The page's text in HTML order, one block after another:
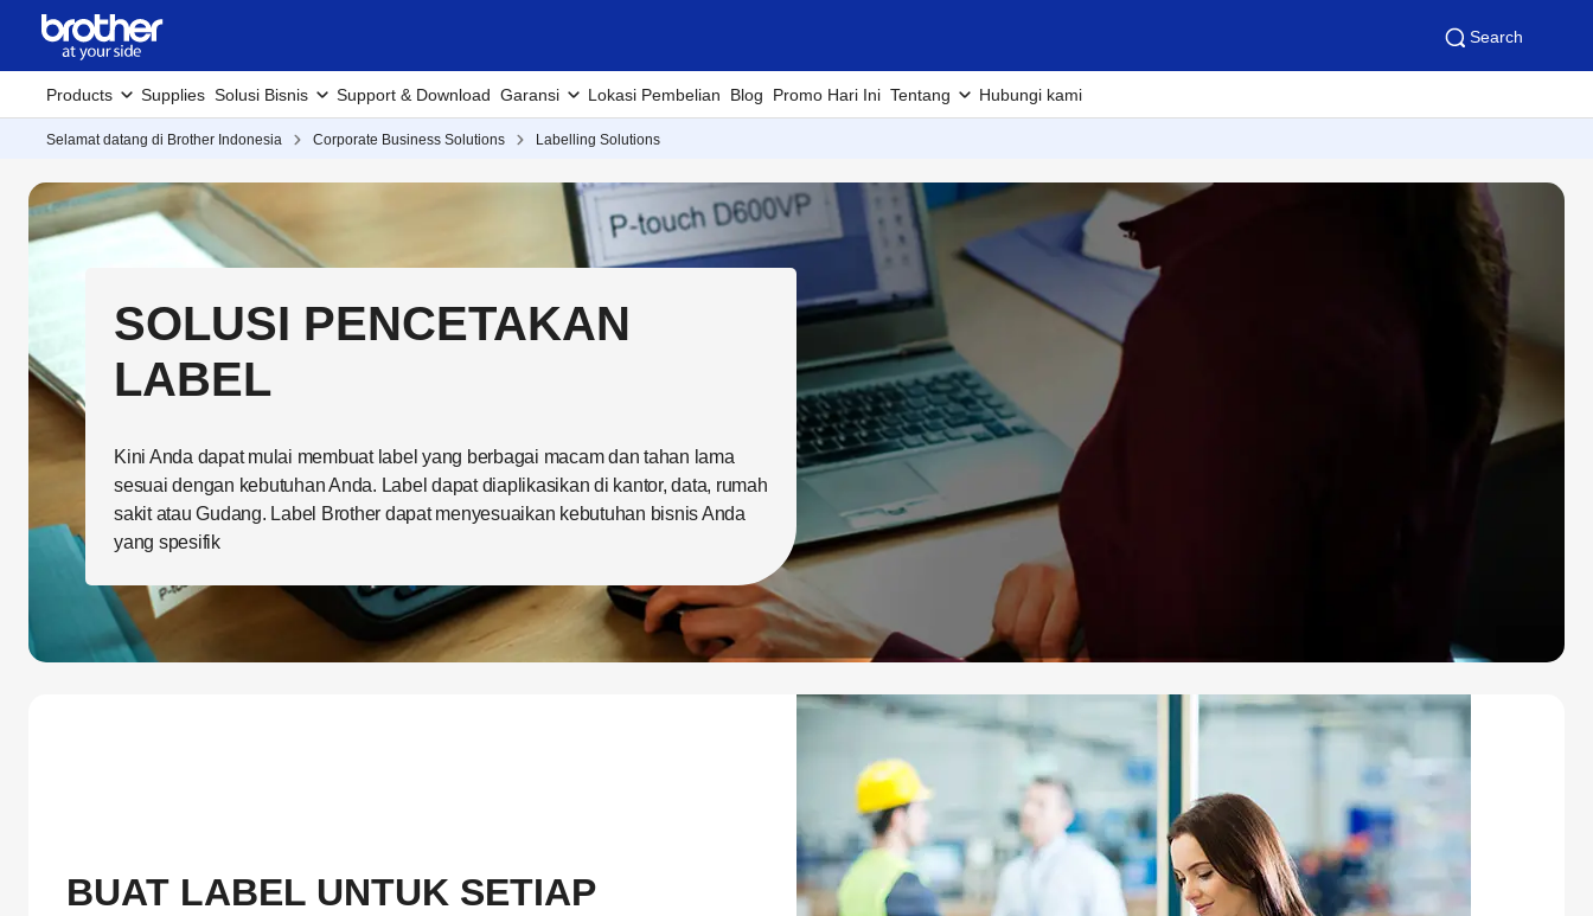
Search
Products Supplies Solusi Bisnis Support & Download Garansi Lokasi Pembelian Blog Promo Hari Ini Tentang Hubungi kami
Selamat datang di Brother Indonesia Corporate Business Solutions Labelling Solutions
SOLUSI PENCETAKAN
LABEL
Kini Anda dapat mulai membuat label yang berbagai macam dan tahan lama
sesuai dengan kebutuhan Anda. Label dapat diaplikasikan di kantor, data, rumah
sakit atau Gudang. Label Brother dapat menyesuaikan kebutuhan bisnis Anda
yang spesifik
BUAT LABEL UNTUK SETIAP